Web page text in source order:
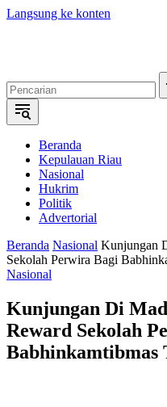
Langsung ke konten
Beranda
Kepulauan Riau
Nasional
Hukrim
Politik
Advertorial
Beranda Nasional Kunjungan
Sekolah Perwira Bagi
Nasional
Kunjungan Di
Reward Sekolah
Babhinkamtibmas